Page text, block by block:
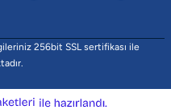
256bit SSL sertifikası ile
e-